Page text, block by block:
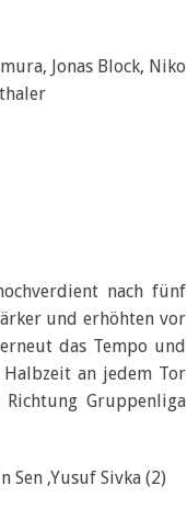
Jonas Block, Niko
nach fünf
und erhöhten vor
das Tempo und
an jedem Tor
Gruppenliga
Sen ,Yusuf Sivka (2)